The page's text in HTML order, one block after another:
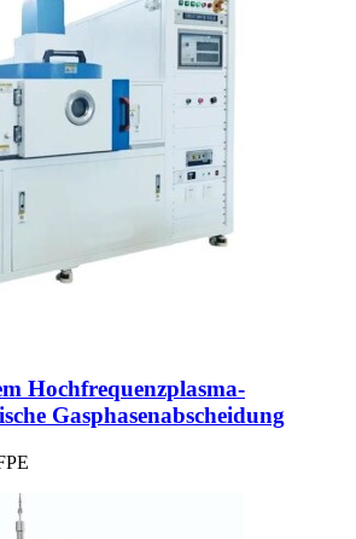
Hochfrequenzplasma-
Gasphasenabscheidung